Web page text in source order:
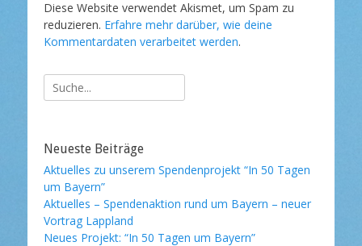
Diese Website verwendet Akismet, um Spam zu
reduzieren. Erfahre mehr darüber, wie deine
Kommentardaten verarbeitet werden.
Suche
nach:
Neueste Beiträge
Aktuelles zu unserem Spendenprojekt “In 50 Tagen
um Bayern”
Aktuelles – Spendenaktion rund um Bayern – neuer
Vortrag Lappland
Neues Projekt: “In 50 Tagen um Bayern”